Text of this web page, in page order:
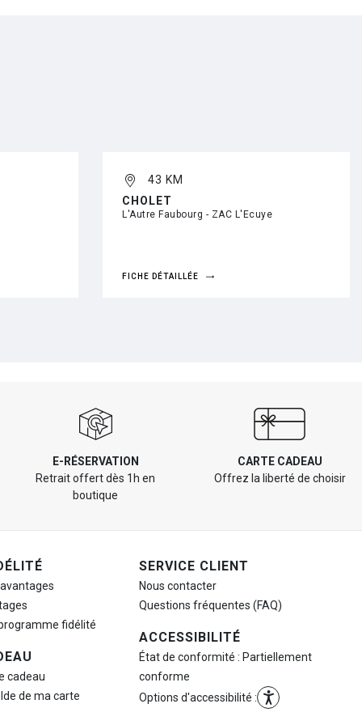
43 KM
CHOLET
L'Autre Faubourg - ZAC L'Ecuye
FICHE DÉTAILLÉE
E-RÉSERVATION
Retrait offert dès 1h en
boutique
CARTE CADEAU
Offrez la liberté de choisir
fidélité
cadeau
de ma carte
SERVICE CLIENT
Nous contacter
Questions fréquentes (FAQ)
ACCESSIBILITÉ
État de conformité : Partiellement
conforme
Options d'accessibilité :